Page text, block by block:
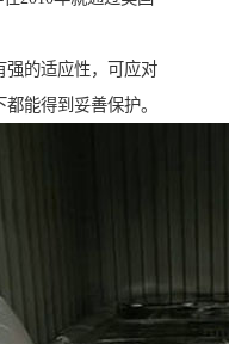
强的适应性，可应对
能得到妥善保护。